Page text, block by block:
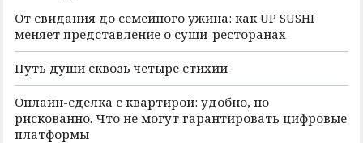
От свидания до семейного ужина: как UP SUSHI
меняет представление о суши-ресторанах
Путь души сквозь четыре стихии
Онлайн-сделка с квартирой: удобно, но
рискованно. Что не могут гарантировать цифровые
платформы